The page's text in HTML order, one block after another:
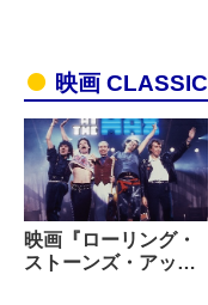
映画 CLASSIC
映画『ローリング・
ストーンズ・アッ…